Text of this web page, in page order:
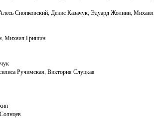
Снопковский, Денис Казачук, Эдуард Жолнин,
Михаил Гришин
Ручимская, Виктория Слуцкая